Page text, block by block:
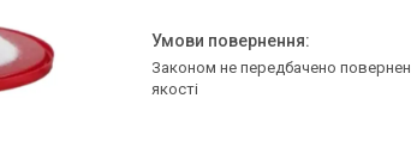
Законом не передбачено повернення та обмін даного товару належної
якості